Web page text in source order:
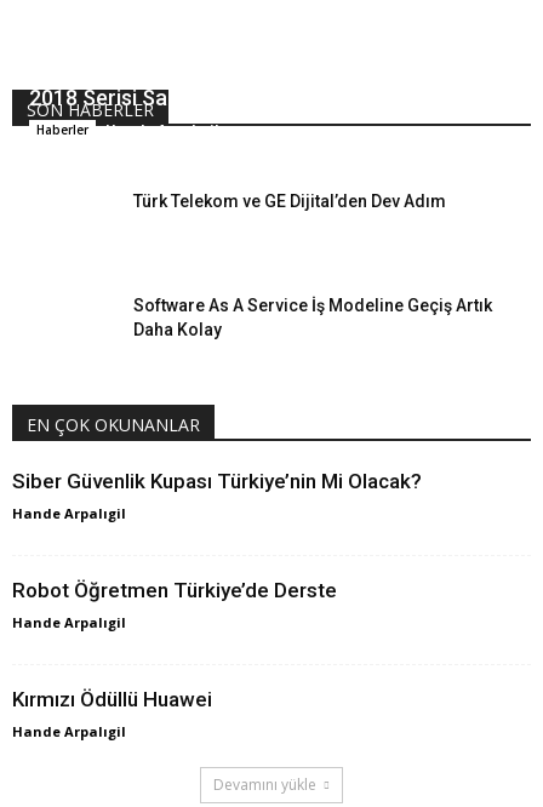
SON HABERLER
2018 Serisi Samsung TV’ler
Haberler Hande Arpalıgil
Türk Telekom ve GE Dijital’den Dev Adım
Software As A Service İş Modeline Geçiş Artık
Daha Kolay
EN ÇOK OKUNANLAR
Siber Güvenlik Kupası Türkiye’nin Mi Olacak?
Hande Arpalıgil
Robot Öğretmen Türkiye’de Derste
Hande Arpalıgil
Kırmızı Ödüllü Huawei
Hande Arpalıgil
Devamını yükle